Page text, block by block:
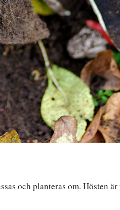
och planteras om. Hösten är